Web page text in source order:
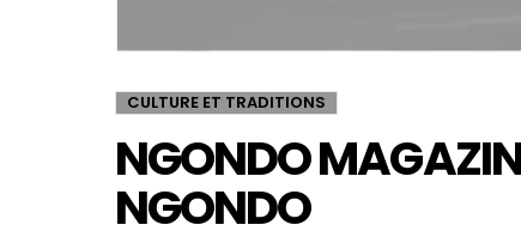
CULTURE ET TRADITIONS
NGONDO
NGONDO